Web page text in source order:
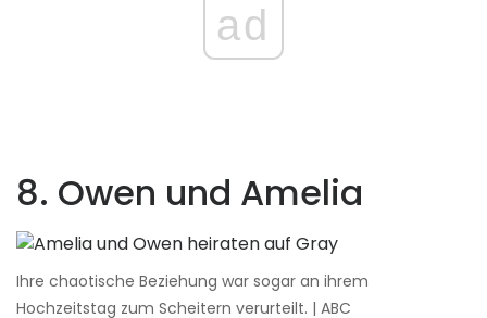
ad
8. Owen und Amelia
Ihre chaotische Beziehung war sogar an ihrem
Hochzeitstag zum Scheitern verurteilt. | ABC